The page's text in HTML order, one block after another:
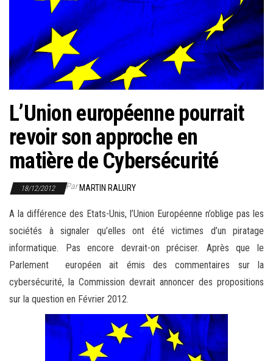
l
a
n
a
v
L’Union européenne pourrait
revoir son approche en
matière de Cybersécurité
18/12/2012 ParMARTIN RALURY
A la différence des Etats-Unis, l’Union Européenne n’oblige pas les
sociétés à signaler qu’elles ont été victimes d’un piratage
informatique. Pas encore devrait-on préciser. Après que le
Parlement européen ait émis des commentaires sur la
cybersécurité, la Commission devrait annoncer des propositions
sur la question en Février 2012.